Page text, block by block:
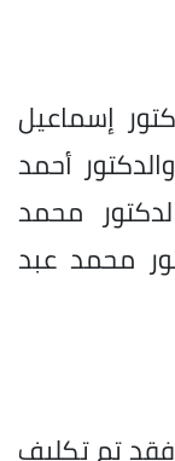
إسماعيل
أحمد
محمد
محمد عبد
تم تكليف